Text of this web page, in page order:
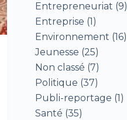
Entrepreneuriat (9)
Entreprise (1)
Environnement (16)
Jeunesse (25)
Non classé (7)
Politique (37)
Publi-reportage (1)
Santé (35)